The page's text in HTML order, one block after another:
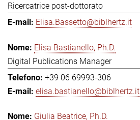
Ricercatrice post-dottorato
Elisa.Bassetto@biblhertz.it
Elisa Bastianello, Ph.D.
Digital Publications Manager
+39 06 69993-306
elisa.bastianello@biblhertz.it
Giulia Beatrice, Ph.D.